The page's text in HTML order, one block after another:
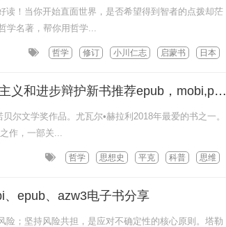
读！当你开始直面世界，是否希望得到智者的点拨却茫
学名著，帮你用哲学...
哲学 修订 小川仁志 启蒙书 日本
《当下的启蒙》为理性、科学、人文主义和进步辩护新书推荐epub，mobi,pdf格式，资源分享
尔文学奖作品。尤瓦尔•赫拉利2018年最爱的书之一。
作，一部关...
哲学 思想史 平克 科普 思维
、epub、azw3电子书分享
；坚持风险共担，是应对不确定性的核心原则。塔勒